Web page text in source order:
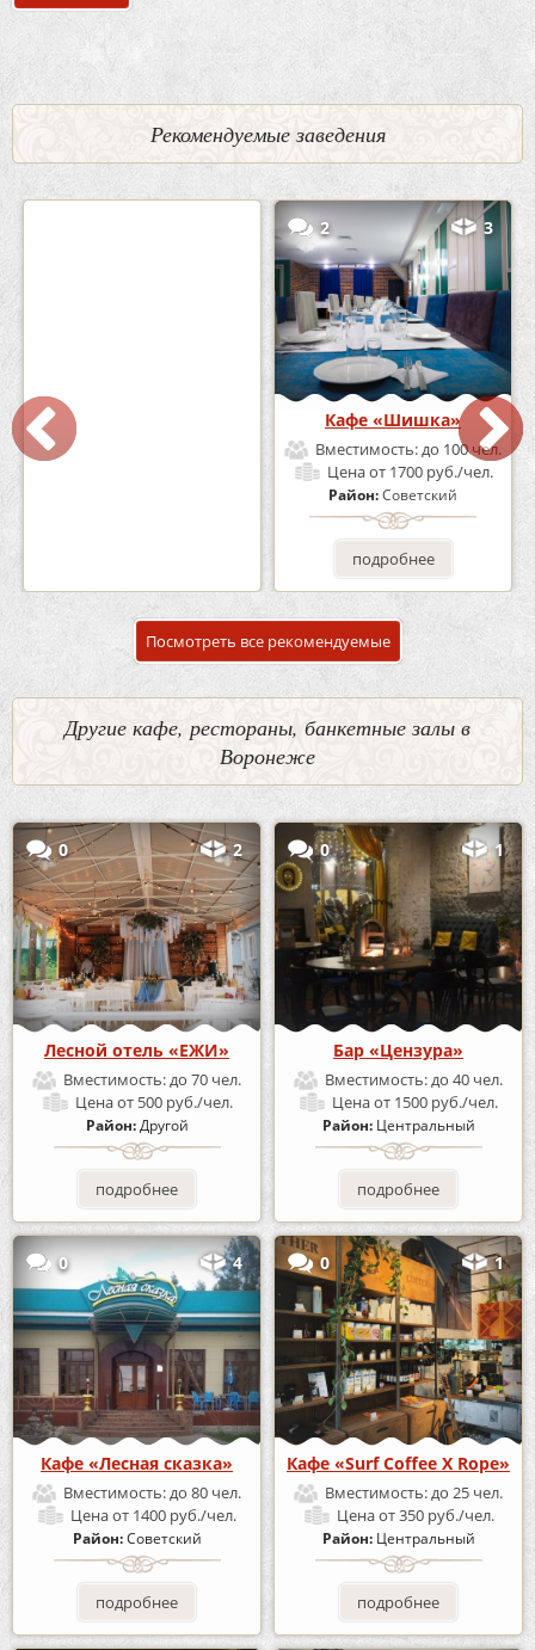
Рекомендуемые заведения
Кафе-Бар Бермуды
Вместимость:
2 3
Кафе «Шишка»
Вместимость:до 100 чел.
Ценаот 1700 руб./чел.
Район:Советский
подробнее
Посмотреть все рекомендуемые
Другие кафе, рестораны, банкетные залы в
Воронеже
0 2
Лесной отель «ЕЖИ»
Вместимость: до 70 чел.
Ценаот 500 руб./чел.
Район:Другой
подробнее
0 1
Бар «Цензура»
Вместимость: до 40 чел.
Ценаот 1500 руб./чел.
Район: Центральный
подробнее
0 4
Кафе «Лесная сказка»
Вместимость: до 80 чел.
Ценаот 1400 руб./чел.
Район:Советский
подробнее
0 1
Кафе «Surf Coffee X Rope»
Вместимость: до 25 чел.
Ценаот 350 руб./чел.
Район: Центральный
подробнее